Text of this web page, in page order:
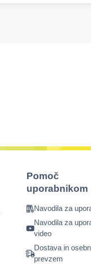
Pomoč
uporabnikom
Navodila za
Navodila za
video
Dostava in
prevzem